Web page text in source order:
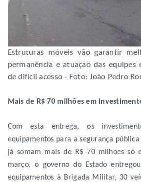
Estruturas móveis vão garantir
permanência e atuação das equipes
de difícil acesso - Foto: João Pedro
Mais de R$ 70 milhões em
Com esta entrega, os
equipamentos para a segurança pública
já somam mais de R$ 70 milhões só
março, o governo do Estado
equipamentos à Brigada Militar, 30